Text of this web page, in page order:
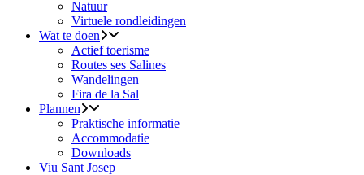
Natuur
Virtuele rondleidingen
Wat te doen
Actief toerisme
Routes ses Salines
Wandelingen
Fira de la Sal
Plannen
Praktische informatie
Accommodatie
Downloads
Viu Sant Josep